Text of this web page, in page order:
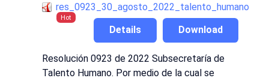
res_0923_30_agosto_2022_talento_humano
Hot
Download
Details
Resolución 0923 de 2022 Subsecretaría de
Talento Humano. Por medio de la cual se